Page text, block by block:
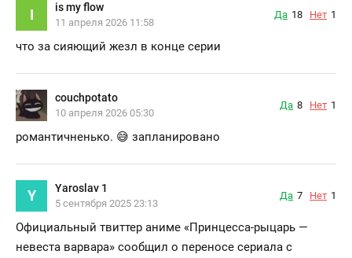
I is my flow
11 апреля 2026 11:58
Да 18 Нет 1
что за сияющий жезл в конце серии
couchpotato
10 апреля 2026 05:30
Да 8 Нет 1
романтичненько. 😅 запланировано
Y Yaroslav 1
5 сентября 2025 23:13
Да 7 Нет 1
Официальный твиттер аниме «Принцесса-рыцарь —
невеста варвара» сообщил о переносе сериала с